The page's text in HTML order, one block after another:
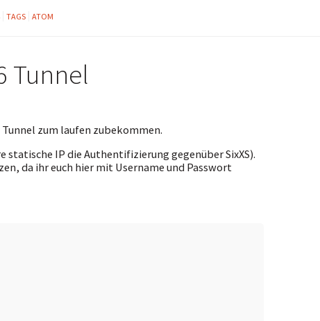
TAGS ATOM
Tunnel
zum laufen zubekommen.
statische IP die Authentifizierung gegenüber SixXS).
da ihr euch hier mit Username und Passwort